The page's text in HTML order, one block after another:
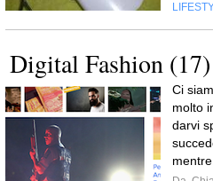
Digital Fashion (17)
Ci
molto
darvi